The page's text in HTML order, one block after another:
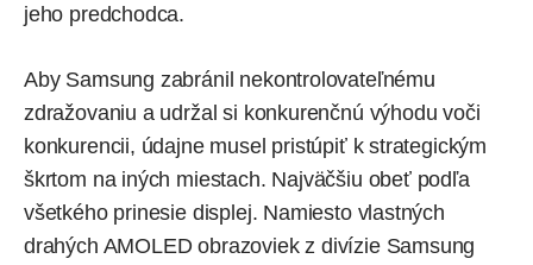
jeho predchodca.
Aby Samsung zabránil nekontrolovateľnému
zdražovaniu a udržal si konkurenčnú výhodu voči
konkurencii, údajne musel pristúpiť k strategickým
škrtom na iných miestach. Najväčšiu obeť podľa
všetkého prinesie displej. Namiesto vlastných
drahých AMOLED obrazoviek z divízie Samsung